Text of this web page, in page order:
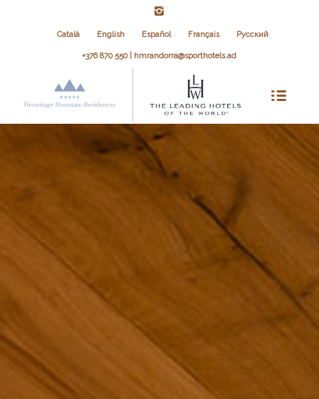
Català English Español Français Русский
+376 870 550 | hmrandorra@sporthotels.ad